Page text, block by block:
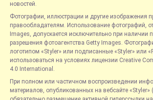
новостей.
Фотографии, иллюстрации и другие изображения
правообладателям. Использование фотографий,
Images, допускается исключительно при наличии
разрешения фотоагентства Getty Images.
логотипом «Styler» или подписанные «Styler» или
использоваться на условиях лицензии Creative
4.0 International.
При полном или частичном воспроизведении
материалов, опубликованных на вебсайте «Styler»